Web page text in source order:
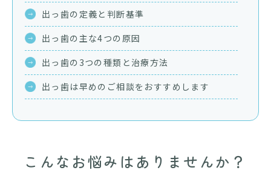
出っ歯の定義と 判断基準
出っ歯の主な4つの原因
出っ歯の3つの種類と 治療方法
出っ歯は早めのご相談をおすすめします
こんなお悩みはありませんか？